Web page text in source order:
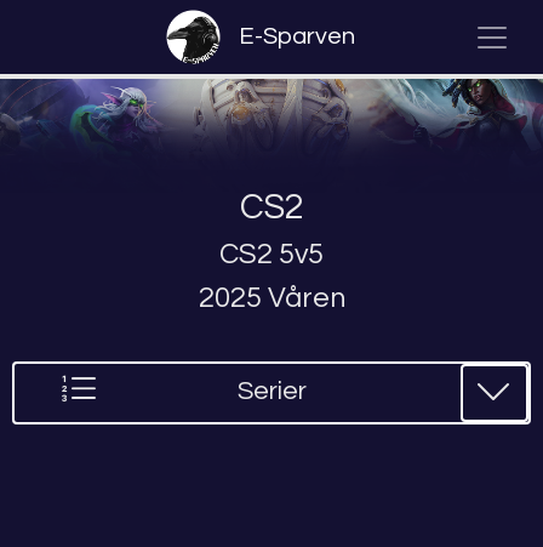
E-Sparven
CS2
CS2 5v5
2025 Våren
Serier